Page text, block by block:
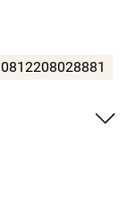
0812208028881